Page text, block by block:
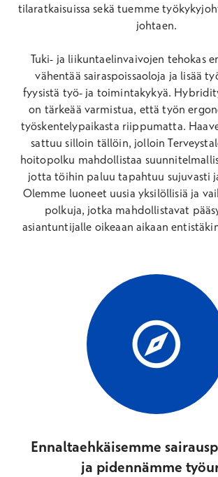
tilaratkaisuissa sekä tuemme
johtaen.
Tuki- ja liikuntaelinvaivojen tehokas
vähentää sairaspoissaoloja ja lisää
fyysistä työ- ja toimintakykyä.
on tärkeää varmistua, että työn
työskentelypaikasta riippumatta.
sattuu silloin tällöin, jolloin
hoitopolku mahdollistaa
jotta töihin paluu tapahtuu sujuvasti
Olemme luoneet uusia yksilöllisiä ja
polkuja, jotka mahdollistavat
asiantuntijalle oikeaan aikaan
Ennaltaehkäisemme
ja pidennämme